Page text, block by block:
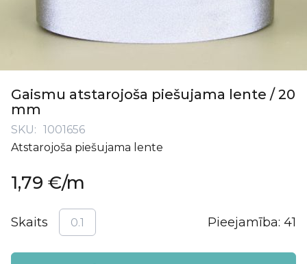
Gaismu atstarojoša piešujama lente / 20
mm
SKU
1001656
Atstarojoša piešujama lente
1,79 €/m
Skaits Pieejamība: 41
uz
galerijas
sākumu